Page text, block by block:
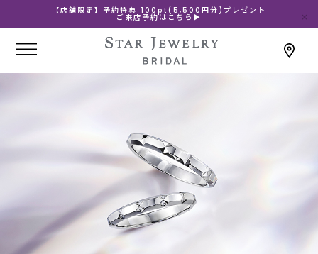
【店舗限定】予約特典 100pt(5,500円分)プレゼント
ご来店予約はこちら▶